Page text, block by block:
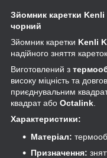
Зйомник каретки Kenli
чорний
Зйомник каретки Kenli
надійного зняття
Виготовлений з
високу міцність та
приєднувальним
квадрат або Octalink
Характеристики:
Матеріал:
Призначення: